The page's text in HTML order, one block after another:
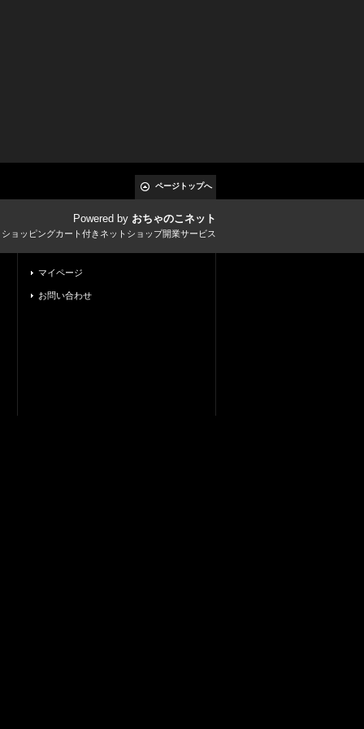
ページトップへ
Powered by おちゃのこネット
ョッピングカート付きネットショップ開業サービス
マイページ
お問い合わせ